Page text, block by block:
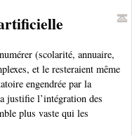
(scolarité, annuaire,
et le resteraient même
engendrée par la
justifie l’intégration des
plus vaste qui les